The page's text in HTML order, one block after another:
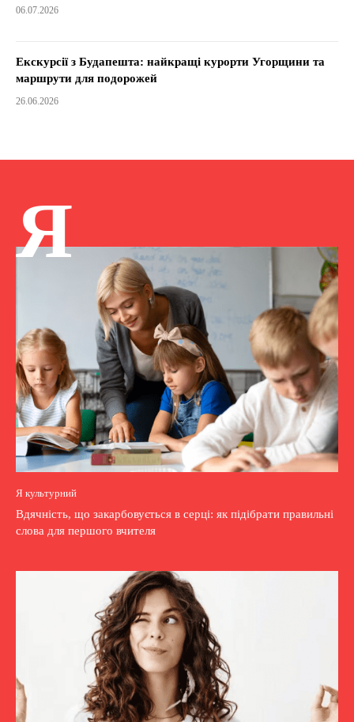
06.07.2026
Екскурсії з Будапешта: найкращі курорти Угорщини та
маршрути для подорожей
26.06.2026
Я
Я культурний
Вдячність, що закарбовується в серці: як підібрати правильні
слова для першого вчителя